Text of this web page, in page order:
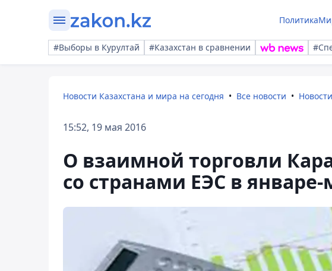
Политика
#Выборы в Курултай #Казахстан в сравнении
Новости Казахстана и мира на сегодня Все новости
15:52, 19 мая 2016
О взаимной торговли
со странами ЕЭС в январе-